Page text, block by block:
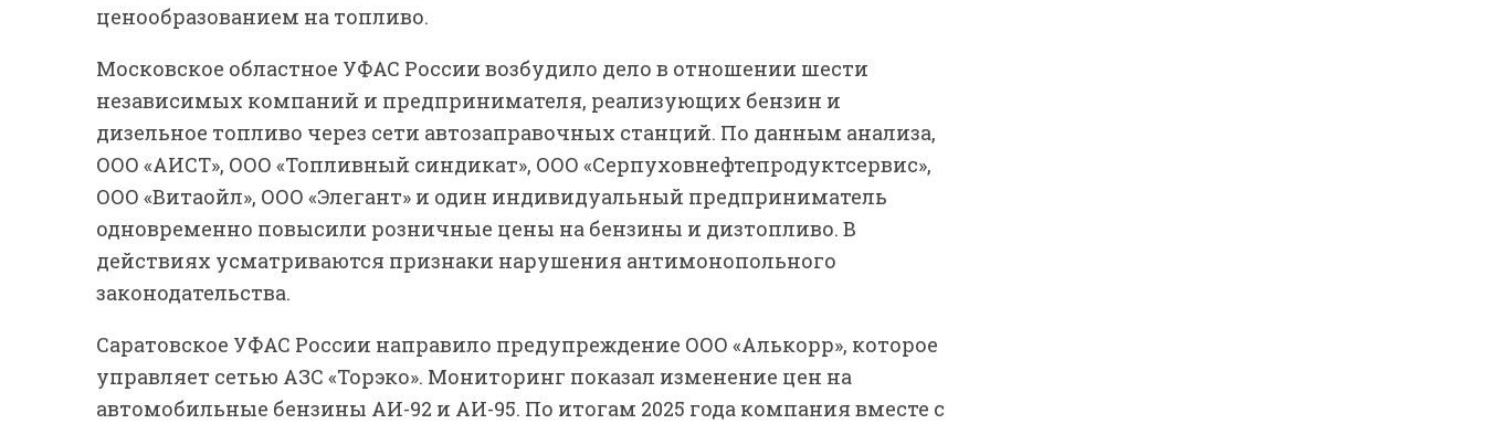
ценообразованием на топливо.
Московское областное УФАС России возбудило дело в отношении шести
независимых компаний и предпринимателя, реализующих бензин и
дизельное топливо через сети автозаправочных станций. По данным анализа,
ООО «АИСТ», ООО «Топливный синдикат», ООО «Серпуховнефтепродуктсервис»,
ООО «Витаойл», ООО «Элегант» и один индивидуальный предприниматель
одновременно повысили розничные цены на бензины и дизтопливо. В
действиях усматриваются признаки нарушения антимонопольного
законодательства.
Саратовское УФАС России направило предупреждение ООО «Алькорр», которое
управляет сетью АЗС «Торэко». Мониторинг показал изменение цен на
автомобильные бензины АИ-92 и АИ-95. По итогам 2025 года компания вместе с